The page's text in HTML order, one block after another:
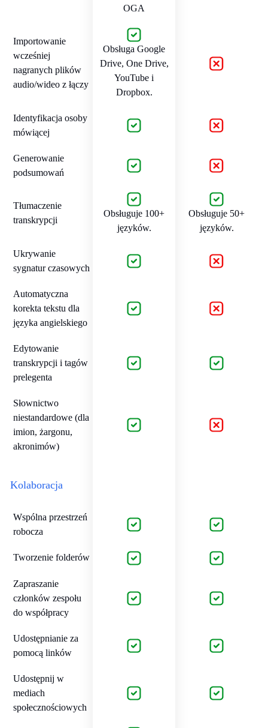
OGA
Importowanie
wcześniej
nagranych plików
audio/wideo z łączy
Obsługa Google
Drive, One Drive,
YouTube i
Dropbox.
Identyfikacja osoby
mówiącej
Generowanie
podsumowań
Tłumaczenie
transkrypcji
Obsługuje 100+
języków.
Obsługuje 50+
języków.
Ukrywanie
sygnatur czasowych
Automatyczna
korekta tekstu dla
języka angielskiego
Edytowanie
transkrypcji i tagów
prelegenta
Słownictwo
niestandardowe (dla
imion, żargonu,
akronimów)
Kolaboracja
Wspólna przestrzeń
robocza
Tworzenie folderów
Zapraszanie
członków zespołu
do współpracy
Udostępnianie za
pomocą linków
Udostępnij w
mediach
społecznościowych